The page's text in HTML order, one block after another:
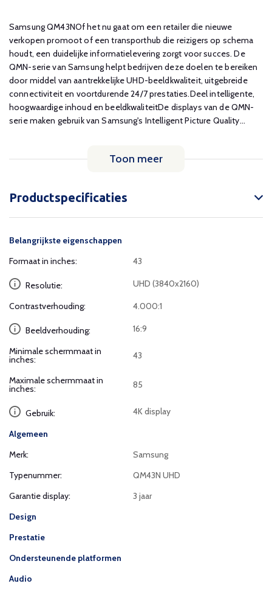
Samsung QM43NOf het nu gaat om een ​​retailer die nieuwe
verkopen promoot of een transporthub die reizigers op schema
houdt, een duidelijke informatielevering zorgt voor succes. De
QMN-serie van Samsung helpt bedrijven deze doelen te bereiken
door middel van aantrekkelijke UHD-beeldkwaliteit, uitgebreide
connectiviteit en voortdurende 24/7 prestaties.Deel intelligente,
hoogwaardige inhoud en beeldkwaliteitDe displays van de QMN-
serie maken gebruik van Samsung's Intelligent Picture Quality...
Toon meer
Productspecificaties
Belangrijkste eigenschappen
Formaat in inches:
43
Resolutie: UHD (3840x2160)
Contrastverhouding: 4.000:1
Beeldverhouding: 16:9
Minimale schermmaat in
inches: 43
Maximale schermmaat in
inches: 85
Gebruik: 4K display
Algemeen
Merk:
Samsung
Typenummer:
QM43N UHD
Garantie display:
3 jaar
Design
Prestatie
Ondersteunende platformen
Audio